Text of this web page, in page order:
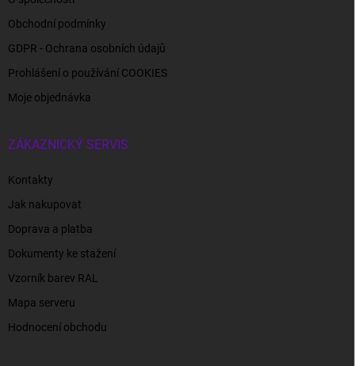
Obchodní podmínky
GDPR - Ochrana osobních údajů
Prohlášení o používání COOKIES
Moje objednávka
ZÁKAZNICKÝ SERVIS
Kontakty
Jak nakupovat
Doprava a platba
Dokumenty ke stažení
Vzorník barev RAL
Mapa serveru
Hodnocení obchodu